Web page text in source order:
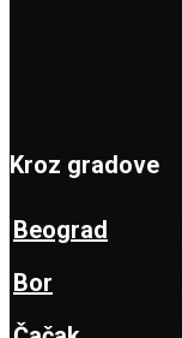
Kroz gradove
Beograd
Bor